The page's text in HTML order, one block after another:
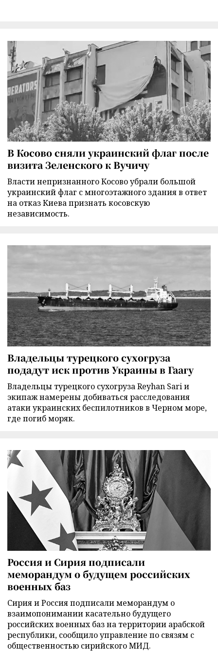
В Косово сняли украинский флаг после
визита Зеленского к Вучичу
Власти непризнанного Косово убрали большой
украинский флаг с многоэтажного здания в ответ
на отказ Киева признать косовскую
независимость.
Владельцы турецкого сухогруза
подадут иск против Украины в Гаагу
Владельцы турецкого сухогруза Reyhan Sari и
экипаж намерены добиваться расследования
атаки украинских беспилотников в Черном море,
где погиб моряк.
Россия и Сирия подписали
меморандум о будущем российских
военных баз
Сирия и Россия подписали меморандум о
взаимопонимании касательно будущего
российских военных баз на территории арабской
республики, сообщило управление по связям с
общественностью сирийского МИД.